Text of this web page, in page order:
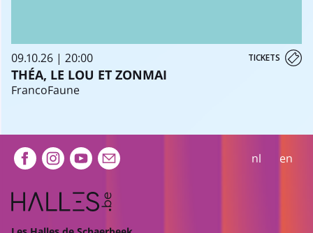
09.10.26 | 20:00 TICKETS
THÉA, LE LOU ET ZONMAI
FrancoFaune
Extra navigation nl en